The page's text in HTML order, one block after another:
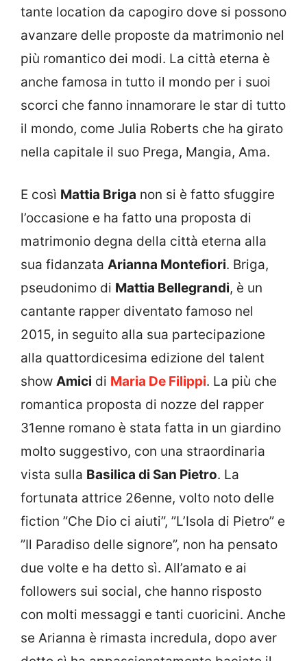
tante location da capogiro dove si possono
avanzare delle proposte da matrimonio nel
più romantico dei modi. La città eterna è
anche famosa in tutto il mondo per i suoi
scorci che fanno innamorare le star di tutto
il mondo, come Julia Roberts che ha girato
nella capitale il suo Prega, Mangia, Ama.
E così Mattia Briga non si è fatto sfuggire
l’occasione e ha fatto una proposta di
matrimonio degna della città eterna alla
sua fidanzata Arianna Montefiori. Briga,
pseudonimo di Mattia Bellegrandi, è un
cantante rapper diventato famoso nel
2015, in seguito alla sua partecipazione
alla quattordicesima edizione del talent
show Amici di Maria De Filippi. La più che
romantica proposta di nozze del rapper
31enne romano è stata fatta in un giardino
molto suggestivo, con una straordinaria
vista sulla Basilica di San Pietro. La
fortunata attrice 26enne, volto noto delle
fiction ”Che Dio ci aiuti”, ”L’Isola di Pietro” e
”Il Paradiso delle signore”, non ha pensato
due volte e ha detto sì. All’amato e ai
followers sui social, che hanno risposto
con molti messaggi e tanti cuoricini. Anche
se Arianna è rimasta incredula, dopo aver